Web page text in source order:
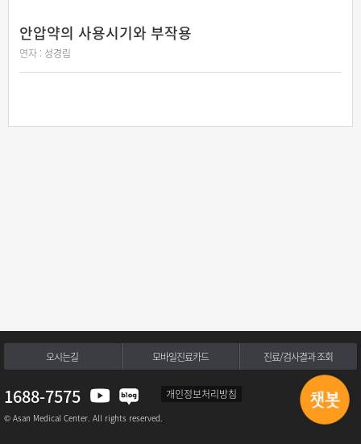
안압약의 사용시기와 부작용
연자 : 성경림
오시는길 모바일진료카드 진료/검사결과 조회
1688-7575 개인정보처리방침
© Asan Medical Center. All rights reserved.